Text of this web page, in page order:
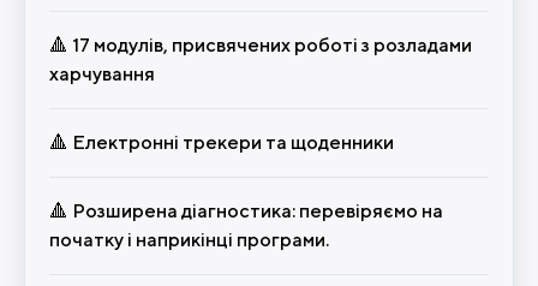
🔺 17 модулів, присвячених роботі з розладами
харчування
🔺 Електронні трекери та щоденники
🔺 Розширена діагностика: перевіряємо на
початку і наприкінці програми.